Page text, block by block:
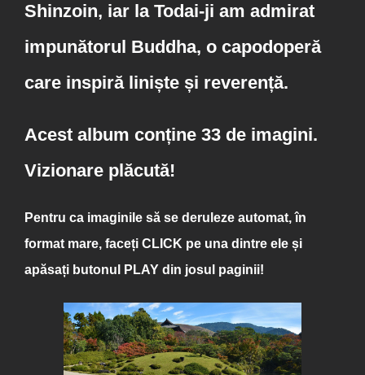
Shinzoin, iar la Todai-ji am admirat
impunătorul Buddha, o capodoperă
care inspiră liniște și reverență.
Acest album conține 33 de imagini.
Vizionare plăcută!
Pentru ca imaginile să se deruleze automat, în
format mare, faceți CLICK pe una dintre ele și
apăsați butonul
PLAY din josul paginii!